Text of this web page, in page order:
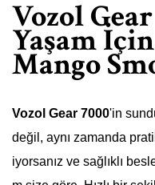
Vozol
Yaşam
Mango
Vozol Gear 7000'in
değil, aynı zamanda
iyorsanız ve sağlıklı